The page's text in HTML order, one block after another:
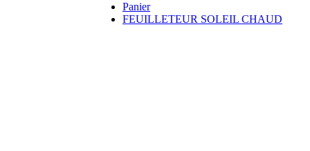
Panier
FEUILLETEUR SOLEIL CHAUD